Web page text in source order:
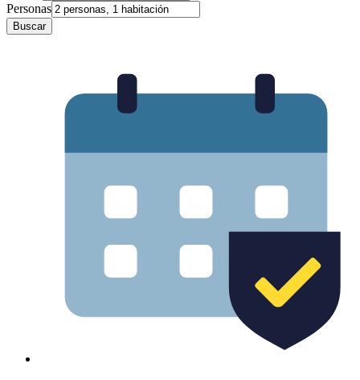
Personas
Buscar